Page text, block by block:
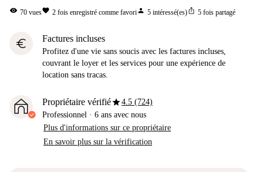
visibility 70 vuesfavorite 2 fois enregistré comme favoriperson 5 intéressé(es)ios_share 5 fois partagé
euro Factures incluses
Profitez d'une vie sans soucis avec les factures incluses,
couvrant le loyer et les services pour une expérience de
location sans tracas.
Propriétaire vérifiéstar4.5 (724)
Professionnel · 6 ans avec nous
Plus d'informations sur ce propriétaire
En savoir plus sur la vérification